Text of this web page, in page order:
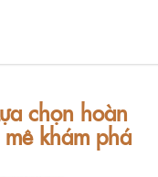
chọn hoàn
khám phá